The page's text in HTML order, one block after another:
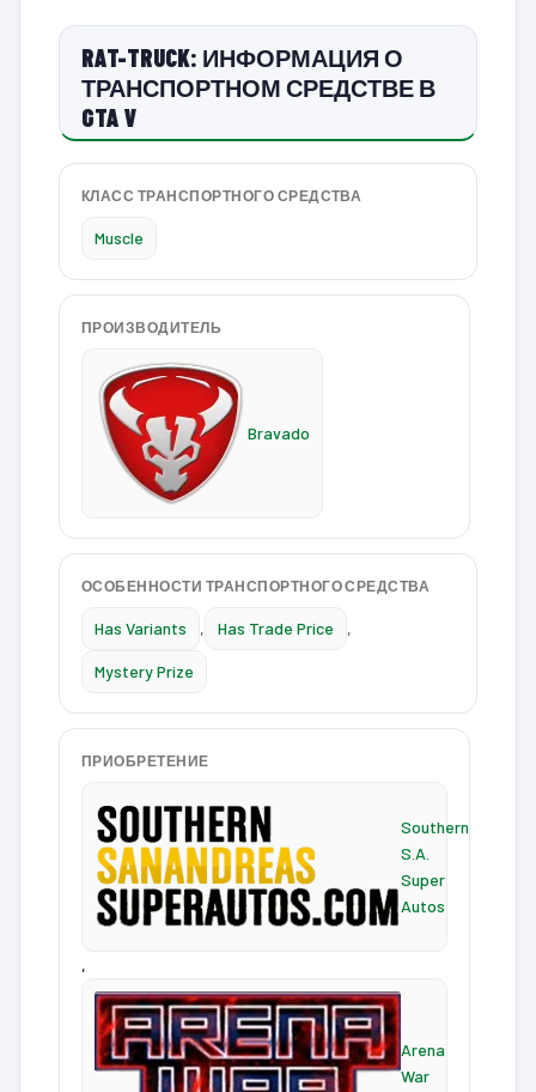
RAT-TRUCK: ИНФОРМАЦИЯ О
ТРАНСПОРТНОМ СРЕДСТВЕ В
GTA V
КЛАСС ТРАНСПОРТНОГО СРЕДСТВА
Muscle
ПРОИЗВОДИТЕЛЬ
Bravado
ОСОБЕННОСТИ ТРАНСПОРТНОГО СРЕДСТВА
Has Variants , Has Trade Price ,
Mystery Prize
ПРИОБРЕТЕНИЕ
Southern
S.A.
Super
Autos
,
Arena
War